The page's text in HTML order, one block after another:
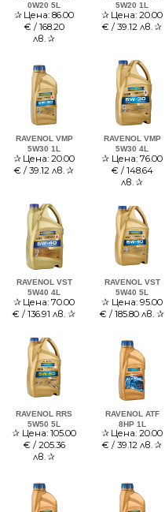
0W20 5L
✰ Цена:86.00
€ / 168.20
лв.✰
5W20 1L
✰ Цена:20.00
€ / 39.12 лв.✰
RAVENOL VMP
5W30 1L
✰ Цена:20.00
€ / 39.12 лв. ✰
RAVENOL VMP
5W30 4L
✰ Цена: 76.00
€ / 148.64
лв. ✰
RAVENOL VST
5W40 4L
✰ Цена:70.00
€ / 136.91 лв. ✰
RAVENOL VST
5W40 5L
✰ Цена: 95.00
€ / 185.80 лв. ✰
RAVENOL RRS
5W50 5L
✰ Цена: 105.00
€ / 205.36
лв.✰
RAVENOL ATF
8HP 1L
✰ Цена:20.00
€ / 39.12 лв.✰